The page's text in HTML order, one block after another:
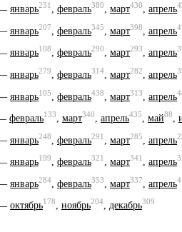
январь231, февраль380, март430, апрель
январь207 февраль345 март398 апрель
январь108, февраль290, март293, апрель
январь279 февраль314 март282 апрель
январь105 февраль438 март313 апрель
февраль133, март340, апрель435, май88,
январь248 февраль291 март285 апрель
январь199, февраль321, март341, апрель
январь284 февраль353 март337 апрель
октябрь178, ноябрь204, декабрь309